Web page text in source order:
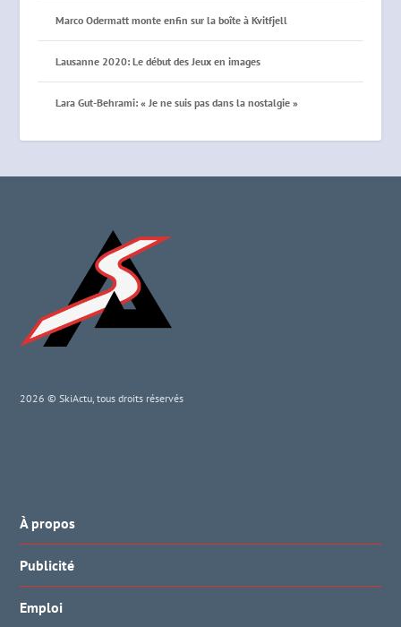
Marco Odermatt monte enfin sur la boîte à Kvitfjell
Lausanne 2020: Le début des Jeux en images
Lara Gut-Behrami: « Je ne suis pas dans la nostalgie »
2026 © SkiActu, tous droits réservés
À propos
Publicité
Emploi